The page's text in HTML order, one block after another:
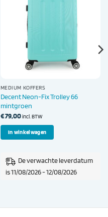
MEDIUM KOFFERS
Decent Neon-Fix Trolley 66
mintgroen
€79,00incl. BTW
In winkelwagen
De verwachte leverdatum
is 11/08/2026 - 12/08/2026